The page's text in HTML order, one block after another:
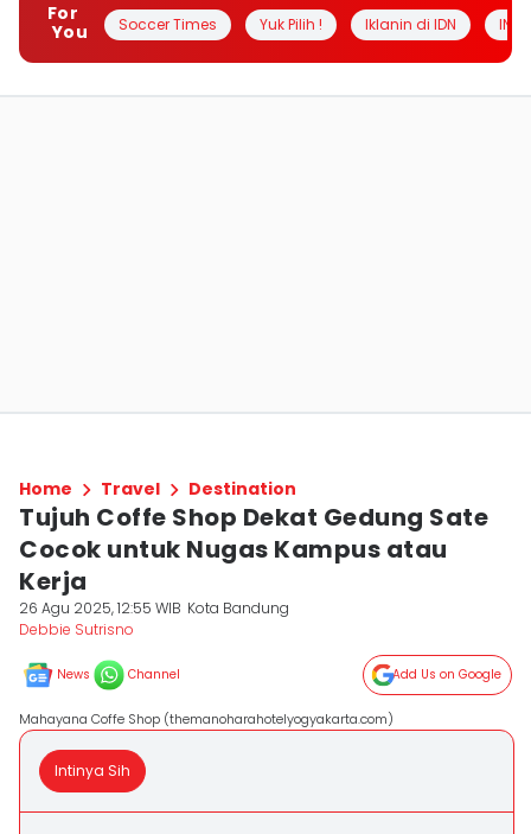
For
You
Soccer Times Yuk Pilih ! Iklanin di IDN
Home Travel Destination
Tujuh Coffe Shop Dekat Gedung Sate
Cocok untuk Nugas Kampus atau
Kerja
26 Agu 2025, 12:55 WIB Kota Bandung
Debbie Sutrisno
News Channel Add Us on Google
Mahayana Coffe Shop (themanoharahotelyogyakarta.com)
Intinya Sih